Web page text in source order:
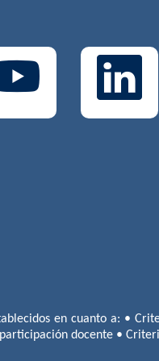
en cuanto a: •
docente •